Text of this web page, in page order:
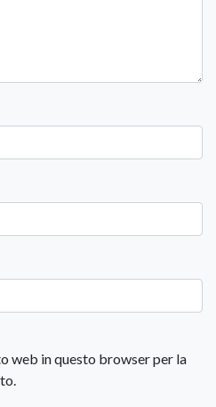
web in questo browser per la